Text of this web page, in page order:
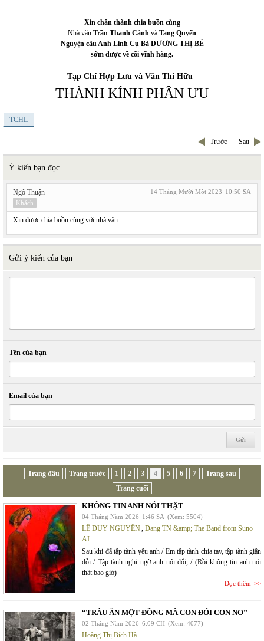
Xin chân thành chia buồn cùng
Nhà văn Trần Thanh Cảnh và Tang Quyến
Nguyện cầu Anh Linh Cụ Bà DƯƠNG THỊ BÉ
sớm được về cõi vĩnh hằng.
Tạp Chí Hợp Lưu và Văn Thi Hữu
THÀNH KÍNH PHÂN ƯU
TCHL
Trước Sau
Ý kiến bạn đọc
14 Tháng Mười Một 2023 10:50 SA
Ngô Thuận
Khách
Xin được chia buồn cùng với nhà văn.
Gửi ý kiến của bạn
Tên của bạn
Email của bạn
Trang đầu Trang trước 1 2 3 4 5 6 7
Trang sau
Trang cuối
KHÔNG TIN ANH NÓI THẬT
04 Tháng Năm 2026 1:46 SA (Xem: 5504)
LÊ DUY NGUYÊN, Dang TN &amp; The Band from Suno
AI
Sau khi đã tập tành yêu anh / Em tập tành chia tay, tập tành giận
dỗi / Tập tành nghi ngờ anh nói dối, / (Rồi không tin anh nói
thật bao giờ)
Đọc thêm
“TRÂU ĂN MỘT ĐỒNG MÀ CON ĐÓI CON NO”
02 Tháng Năm 2026 6:09 CH (Xem: 4077)
Hoàng Thị Bích Hà